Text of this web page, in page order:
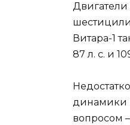
Двигатели
Витара-1
87 л. с. и
динамики
вопросом